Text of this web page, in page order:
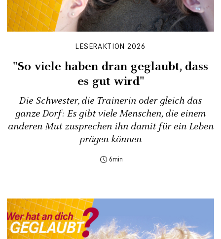
LESERAKTION 2026
"So viele haben dran geglaubt, dass
es gut wird"
Die Schwester, die Trainerin oder gleich das
ganze Dorf: Es gibt viele Menschen, die einem
anderen Mut zusprechen ihn damit für ein Leben
prägen können
6